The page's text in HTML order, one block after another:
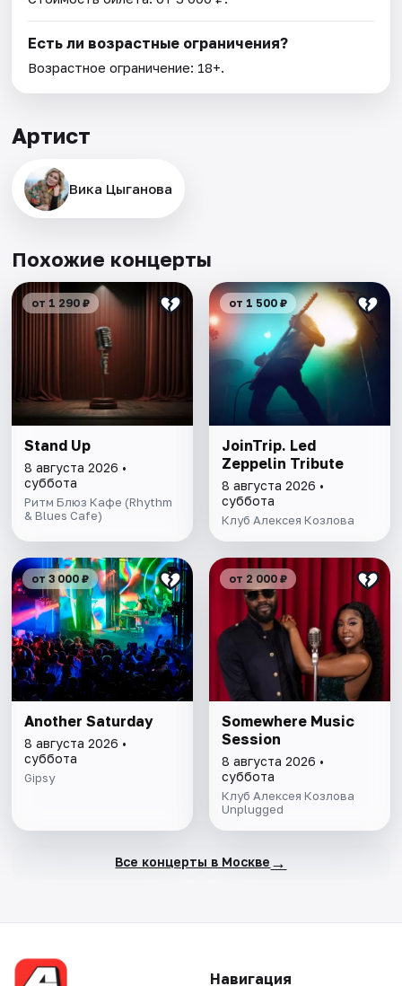
Есть ли возрастные ограничения?
Возрастное ограничение: 18+.
Артист
Вика Цыганова
Похожие концерты
от 1 290 ₽
Stand Up
8 августа 2026 •
суббота
Ритм Блюз Кафе (Rhythm
& Blues Cafe)
от 1 500 ₽
JoinTrip. Led
Zeppelin Tribute
8 августа 2026 •
суббота
Клуб Алексея Козлова
от 3 000 ₽
Another Saturday
8 августа 2026 •
суббота
Gipsy
от 2 000 ₽
Somewhere Music
Session
8 августа 2026 •
суббота
Клуб Алексея Козлова
Unplugged
Все концерты в Москве →
Навигация